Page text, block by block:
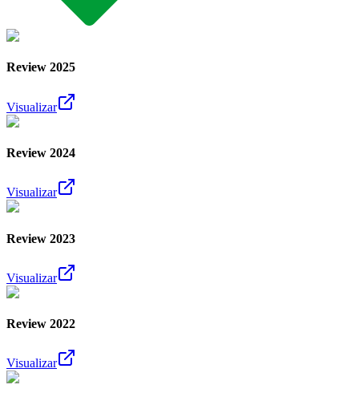
Review 2025
Visualizar
Review 2024
Visualizar
Review 2023
Visualizar
Review 2022
Visualizar